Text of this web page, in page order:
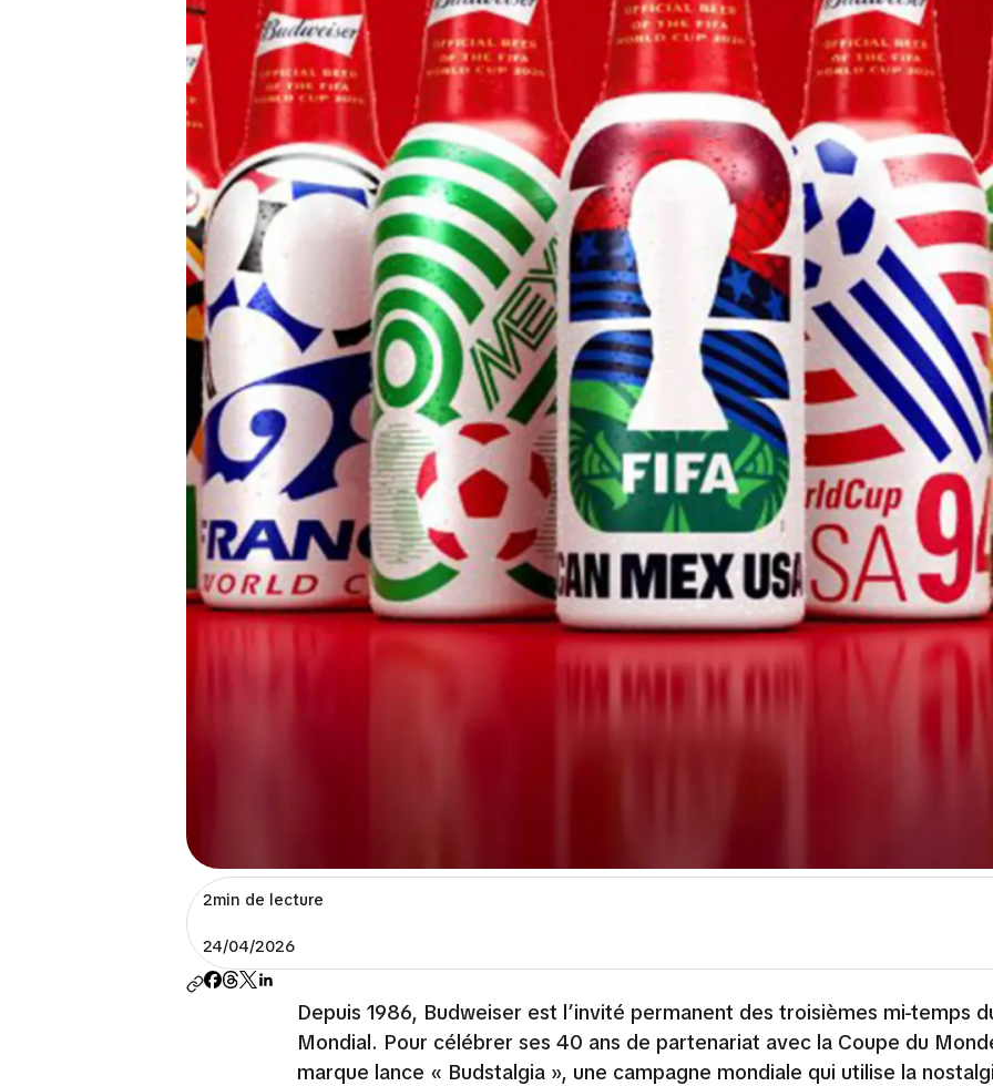
2min de lecture
24/04/2026
Depuis 1986, Budweiser est l’invité permanent des troisièmes mi-temps
Mondial. Pour célébrer ses 40 ans de partenariat avec la Coupe du
marque lance « Budstalgia », une campagne mondiale qui utilise la